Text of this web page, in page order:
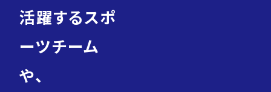
活躍するスポ
ーツチーム
や、